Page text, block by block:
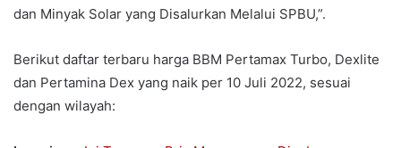
dan Minyak Solar yang Disalurkan Melalui SPBU,”.
Berikut daftar terbaru harga BBM Pertamax Turbo, Dexlite
dan Pertamina Dex yang naik per 10 Juli 2022, sesuai
dengan wilayah: